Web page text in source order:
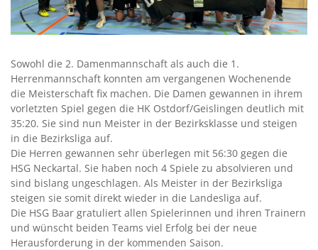
Sowohl die 2. Damenmannschaft als auch die 1.
Herrenmannschaft konnten am vergangenen Wochenende
die Meisterschaft fix machen. Die Damen gewannen in ihrem
vorletzten Spiel gegen die HK Ostdorf/Geislingen deutlich mit
35:20. Sie sind nun Meister in der Bezirksklasse und steigen
in die Bezirksliga auf.
Die Herren gewannen sehr überlegen mit 56:30 gegen die
HSG Neckartal. Sie haben noch 4 Spiele zu absolvieren und
sind bislang ungeschlagen. Als Meister in der Bezirksliga
steigen sie somit direkt wieder in die Landesliga auf.
Die HSG Baar gratuliert allen Spielerinnen und ihren Trainern
und wünscht beiden Teams viel Erfolg bei der neue
Herausforderung in der kommenden Saison.